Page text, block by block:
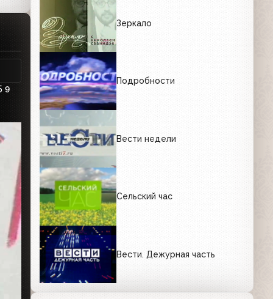
9
Зеркало
Подробности
Вести недели
Сельский час
Вести. Дежурная часть